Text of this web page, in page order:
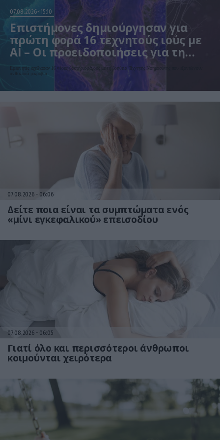
07.08.2026 15:10
Επιστήμονες δημιούργησαν για
πρώτη φορά 16 τεχνητούς ιούς με
AI – Οι προειδοποιήσεις για τη
βιοασφάλεια
Ερευνητές σχεδίασαν 16 νέους βακτηριοφάγους με τη βοήθεια Τεχνητής Νοημοσύνης που εξοντώνουν
ανθεκτικά μικρόβια
07.08.2026 06:06
Δείτε ποια είναι τα συμπτώματα ενός
«μίνι εγκεφαλικού» επεισοδίου
07.08.2026 06:05
Γιατί όλο και περισσότεροι άνθρωποι
κοιμούνται χειρότερα